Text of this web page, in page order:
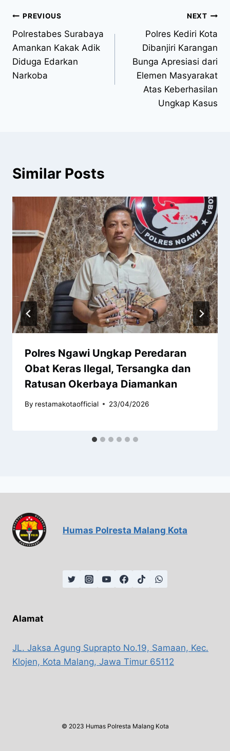
PREVIOUS
Polrestabes Surabaya
Amankan Kakak Adik
Diduga Edarkan
Narkoba
NEXT
Polres Kediri Kota
Dibanjiri Karangan
Bunga Apresiasi dari
Elemen Masyarakat
Atas Keberhasilan
Ungkap Kasus
Similar Posts
Polres Ngawi Ungkap Peredaran
Obat Keras Ilegal, Tersangka dan
Ratusan Okerbaya Diamankan
By restamakotaofficial 23/04/2026
Humas Polresta Malang Kota
Alamat
JL. Jaksa Agung Suprapto No.19, Samaan, Kec.
Klojen, Kota Malang, Jawa Timur 65112
© 2023 Humas Polresta Malang Kota